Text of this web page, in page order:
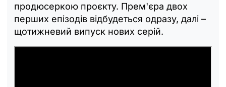
продюсеркою проєкту. Прем'єра двох
перших епізодів відбудеться одразу, далі –
щотижневий випуск нових серій.